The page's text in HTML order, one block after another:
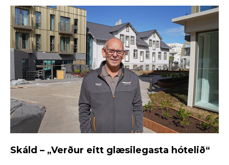
Skáld – „Verður eitt glæsilegasta hótelið“